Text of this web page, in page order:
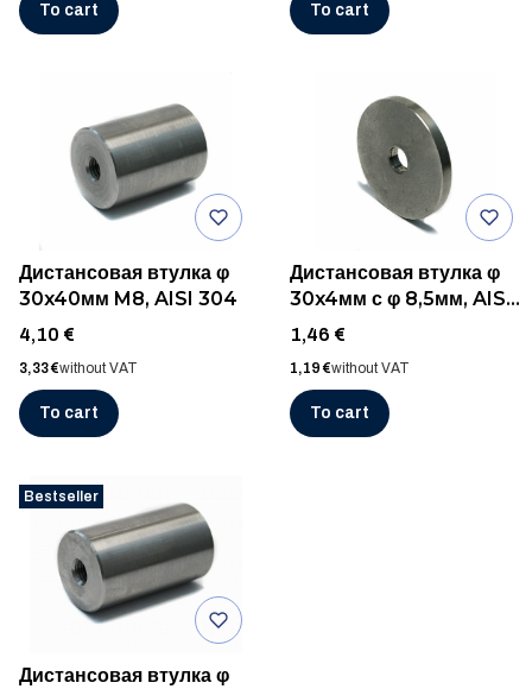
To cart To cart
Дистансовая втулка φ
30x40мм M8, AISI 304
Price
4,10 €
Price
3,33 €without VAT
To cart
Дистансовая втулка φ
30x4мм с φ 8,5мм, AISI
304
Price
1,46 €
Price
1,19 €without VAT
To cart
Bestseller
Дистансовая втулка φ